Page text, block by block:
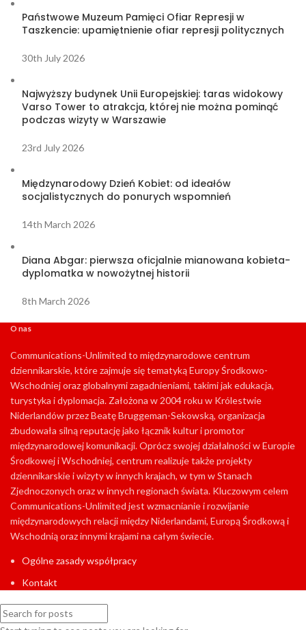
Państwowe Muzeum Pamięci Ofiar Represji w
Taszkencie: upamiętnienie ofiar represji politycznych
30th July 2026
Najwyższy budynek Unii Europejskiej: taras widokowy
Varso Tower to atrakcja, której nie można pominąć
podczas wizyty w Warszawie
23rd July 2026
Międzynarodowy Dzień Kobiet: od ideałów
socjalistycznych do ponurych wspomnień
14th March 2026
Diana Abgar: pierwsza oficjalnie mianowana kobieta-
dyplomatka w nowożytnej historii
8th March 2026
O nas
Communications-Unlimited to międzynarodowe centrum
dziennikarskie, które zajmuje się tematyką Europy Środkowo-
Wschodniej oraz globalnymi zagadnieniami, takimi jak edukacja,
turystyka i dyplomacja. Założona w 2004 roku w Królestwie
Niderlandów przez Beatę Bruggeman-Sekowską, organizacja
zbudowała silną reputację jako łącznik kultur i promotor
międzynarodowej komunikacji. Oprócz swojej działalności w Europie
Środkowej i Wschodniej, centrum realizuje także projekty
dziennikarskie i wizyty w innych krajach, w tym w Stanach
Zjednoczonych oraz w innych regionach świata. Kluczowym celem
Communications-Unlimited jest wzmacnianie i rozwijanie
międzynarodowych relacji między Niderlandami, Europą Środkową i
Wschodnią oraz innymi krajami na całym świecie.
Ogólne zasady współpracy
Kontakt